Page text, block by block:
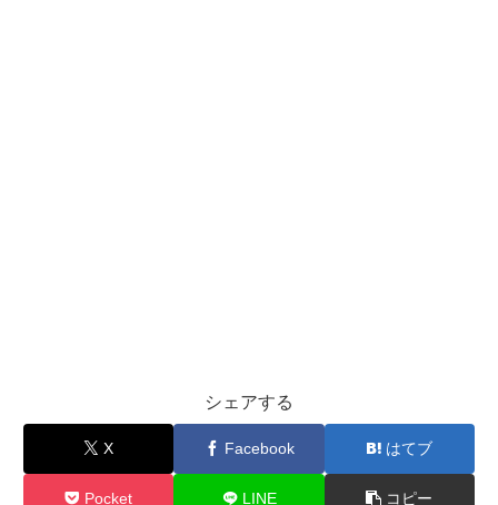
シェアする
X Facebook はてブ
Pocket LINE コピー